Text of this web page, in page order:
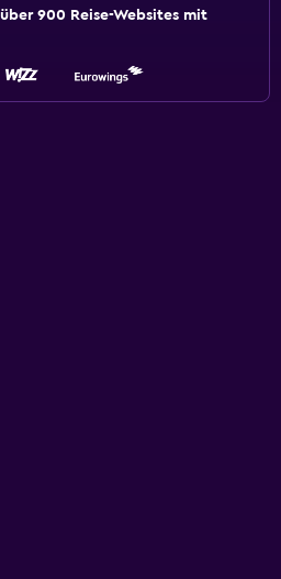
900 Reise-Websites mit